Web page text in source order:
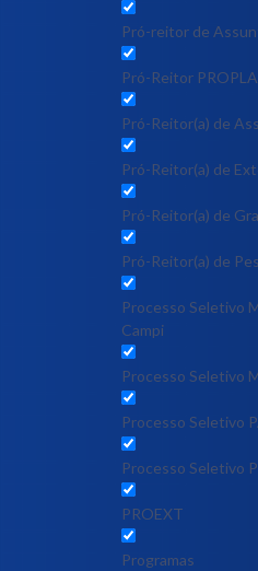
Pró-reitor de
Pró-Reitor
Pró-Reitor(a) de
Pró-Reitor(a) de
Pró-Reitor(a) de
Pró-Reitor(a) de
Processo Seletivo
Campi
Processo Seletivo
Processo Seletivo
Processo Seletivo
PROEXT
Programas